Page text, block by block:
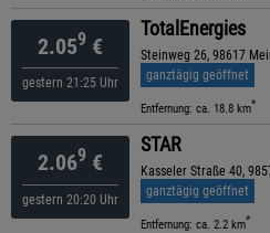
2.059 €
gestern 21:25 Uhr
TotalEnergies
Steinweg 26, 98617
ganztägig geöffnet
Entfernung: ca. 18.8 km*
2.069 €
gestern 20:20 Uhr
STAR
Kasseler Straße 40,
ganztägig geöffnet
Entfernung: ca. 2.2 km*